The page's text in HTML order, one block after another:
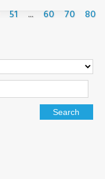
51 ... 60 70 80